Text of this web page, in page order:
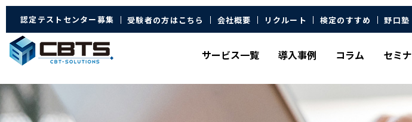
サービス一覧 導入事例 コラム セミ
認定テストセンター募集 受験者の方はこちら 会社概要 リクルート 検定のすすめ 野口塾